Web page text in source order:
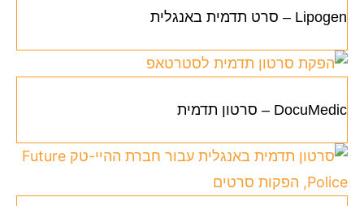
Lipogen – סרט תדמית באנגלית
DocuMedic – סרטון תדמית